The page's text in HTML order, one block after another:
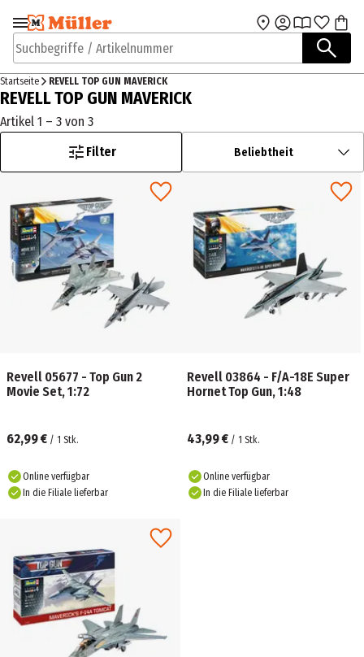
Zur Navigation
springen
Zum Hauptinhalt
Suchbegriffe / Artikelnummer
Startseite REVELL TOP GUN MAVERICK
REVELL TOP GUN MAVERICK
Artikel 1 – 3 von 3
Filter
Beliebtheit
Revell 05677 - Top Gun 2
Movie Set, 1:72
62,99 € / 1 Stk.
Online verfügbar
In die Filiale lieferbar
Revell 03864 - F/A-18E Super
Hornet Top Gun, 1:48
43,99 € / 1 Stk.
Online verfügbar
In die Filiale lieferbar